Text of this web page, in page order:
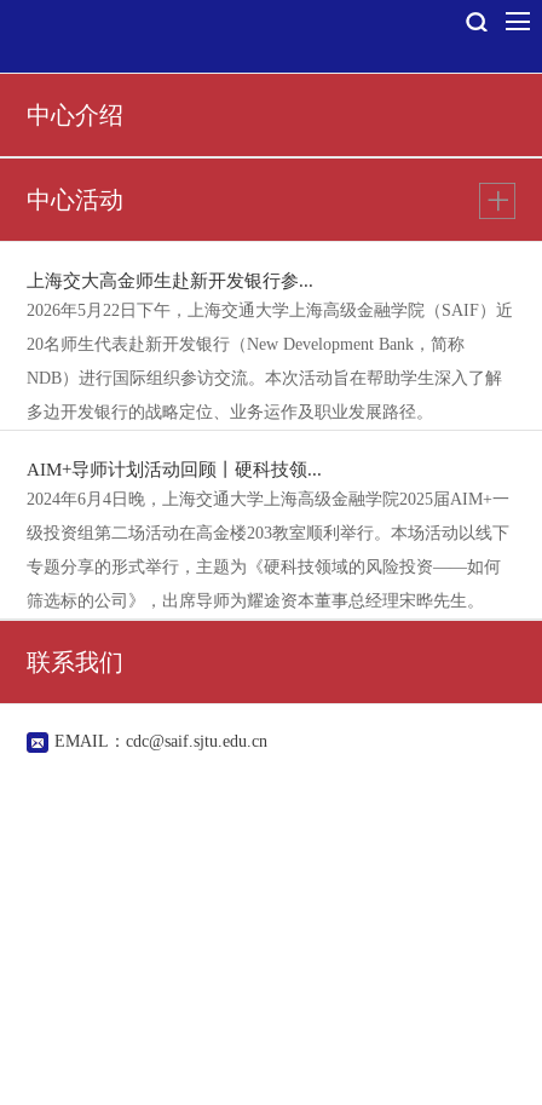
中心介绍
中心活动
上海交大高金师生赴新开发银行参...
2026年5月22日下午，上海交通大学上海高级金融学院（SAIF）近
20名师生代表赴新开发银行（New Development Bank，简称
NDB）进行国际组织参访交流。本次活动旨在帮助学生深入了解
多边开发银行的战略定位、业务运作及职业发展路径。
AIM+导师计划活动回顾丨硬科技领...
2024年6月4日晚，上海交通大学上海高级金融学院2025届AIM+一
级投资组第二场活动在高金楼203教室顺利举行。本场活动以线下
专题分享的形式举行，主题为《硬科技领域的风险投资——如何
筛选标的公司》，出席导师为耀途资本董事总经理宋晔先生。
联系我们
EMAIL：cdc@saif.sjtu.edu.cn